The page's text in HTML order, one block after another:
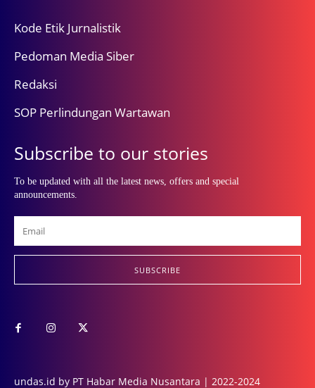
Kode Etik Jurnalistik
Pedoman Media Siber
Redaksi
SOP Perlindungan Wartawan
Subscribe to our stories
To be updated with all the latest news, offers and special
announcements.
SUBSCRIBE
undas.id by PT Habar Media Nusantara | 2022-2024